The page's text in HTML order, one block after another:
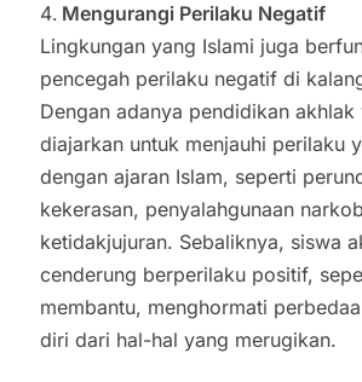
Mengurangi Perilaku Negatif
Lingkungan yang Islami juga
pencegah perilaku negatif di
Dengan adanya pendidikan
diajarkan untuk menjauhi perilaku
dengan ajaran Islam, seperti
kekerasan, penyalahgunaan
ketidakjujuran. Sebaliknya, siswa
cenderung berperilaku positif,
membantu, menghormati
diri dari hal-hal yang merugikan.